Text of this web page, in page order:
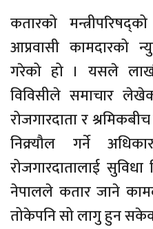
कतारको
आप्रवासी कामदारको
गरेको हो । यसले
विविसीले समाचार
रोजगारदाता र
निक्र्यौल गर्ने
रोजगारदातालाई
नेपालले कतार जाने
तोकेपनि सो लागु हुन